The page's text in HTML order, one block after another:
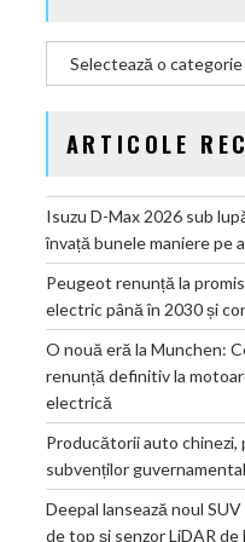
ARTICOLE
Isuzu D-Max 2026 sub
învață bunele maniere pe
Peugeot renunță la
electric până în 2030 și
O nouă eră la Munchen:
renunță definitiv la
electrică
Producătorii auto chinezi,
subvenților
Deepal lansează noul
de top și senzor LiDAR